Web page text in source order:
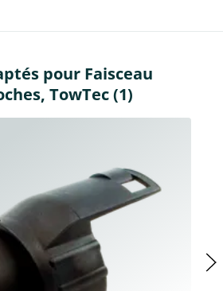
pour Faisceau
TowTec (1)